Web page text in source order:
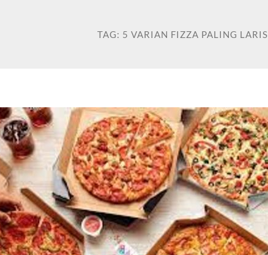
TAG: 5 VARIAN FIZZA PALING LARIS